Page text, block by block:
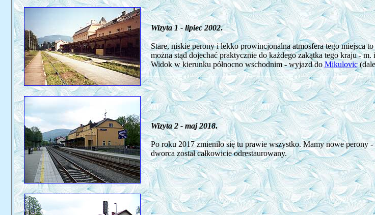
Wizyta 1 - lipiec 2002.
Stare, niskie perony i lekko prowincjonalna atmosfera tego miejsca
można stąd dojechać praktycznie do każdego zakątka tego kraju -
Widok w kierunku północno wschodnim - wyjazd doMikulovic
Wizyta 2 - maj 2018.
Po roku 2017 zmieniło się tu prawie wszystko. Mamy nowe perony
dworca został całkowicie odrestaurowany.